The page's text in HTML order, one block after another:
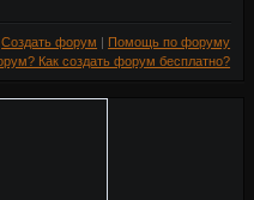
Создать форум | Помощь по форуму